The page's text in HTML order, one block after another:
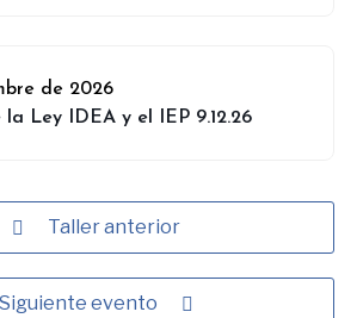
de 2026
la Ley IDEA y el IEP 9.12.26
Taller anterior
Siguiente evento